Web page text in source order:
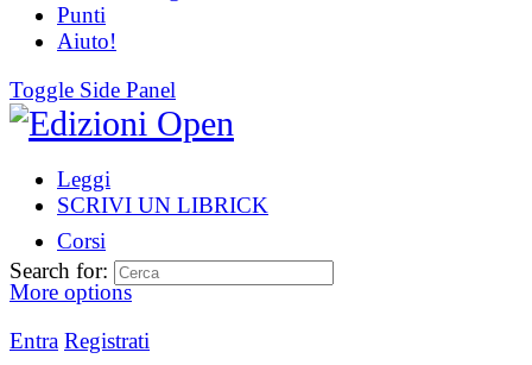
Punti
Aiuto!
Toggle Side Panel
Leggi
SCRIVI UN LIBRICK
Corsi
More options
Entra Registrati
Search for: